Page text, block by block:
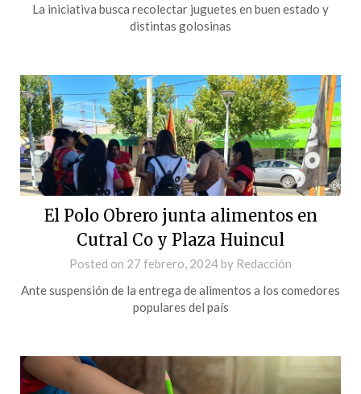
La iniciativa busca recolectar juguetes en buen estado y
distintas golosinas
El Polo Obrero junta alimentos en
Cutral Co y Plaza Huincul
Posted on 27 febrero, 2024by Redacción
Ante suspensión de la entrega de alimentos a los comedores
populares del país